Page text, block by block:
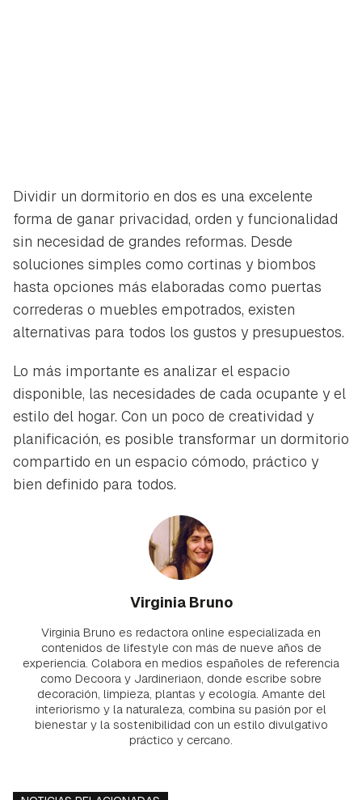
Dividir un dormitorio en dos es una excelente
forma de ganar privacidad, orden y funcionalidad
sin necesidad de grandes reformas. Desde
soluciones simples como cortinas y biombos
hasta opciones más elaboradas como puertas
correderas o muebles empotrados, existen
alternativas para todos los gustos y presupuestos.
Lo más importante es analizar el espacio
disponible, las necesidades de cada ocupante y el
estilo del hogar. Con un poco de creatividad y
planificación, es posible transformar un dormitorio
compartido en un espacio cómodo, práctico y
bien definido para todos.
Virginia Bruno
Virginia Bruno es redactora online especializada en
contenidos de lifestyle con más de nueve años de
experiencia. Colabora en medios españoles de referencia
como Decoora y Jardineriaon, donde escribe sobre
decoración, limpieza, plantas y ecología. Amante del
interiorismo y la naturaleza, combina su pasión por el
bienestar y la sostenibilidad con un estilo divulgativo
práctico y cercano.